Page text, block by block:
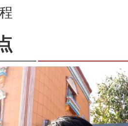
新疆南部“稻蟹共生”